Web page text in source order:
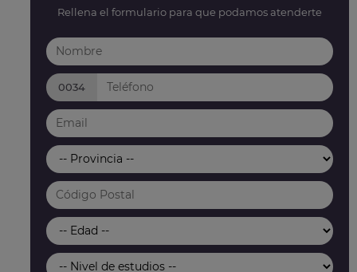
Rellena el formulario para que podamos atenderte
0034